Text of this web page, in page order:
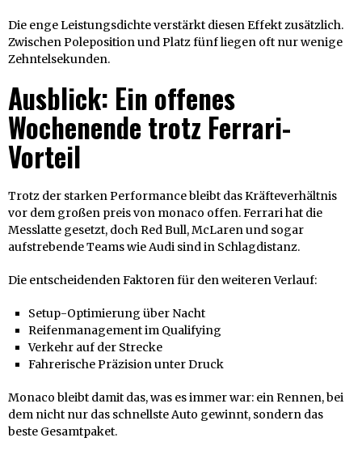
Die enge Leistungsdichte verstärkt diesen Effekt zusätzlich.
Zwischen Poleposition und Platz fünf liegen oft nur wenige
Zehntelsekunden.
Ausblick: Ein offenes
Wochenende trotz Ferrari-
Vorteil
Trotz der starken Performance bleibt das Kräfteverhältnis
vor dem großen preis von monaco offen. Ferrari hat die
Messlatte gesetzt, doch Red Bull, McLaren und sogar
aufstrebende Teams wie Audi sind in Schlagdistanz.
Die entscheidenden Faktoren für den weiteren Verlauf:
Setup-Optimierung über Nacht
Reifenmanagement im Qualifying
Verkehr auf der Strecke
Fahrerische Präzision unter Druck
Monaco bleibt damit das, was es immer war: ein Rennen, bei
dem nicht nur das schnellste Auto gewinnt, sondern das
beste Gesamtpaket.